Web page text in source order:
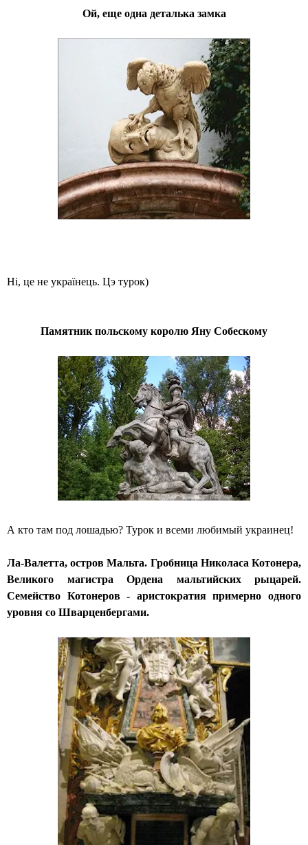
Ой, еще одна деталька замка
Ні, це не українець. Цэ турок)
Памятник польскому королю Яну Собескому
А кто там под лошадью? Турок и всеми любимый украинец!
Ла-Валетта, остров Мальта. Гробница Николаса Котонера,
Великого магистра Ордена мальтийских рыцарей.
Семейство Котонеров - аристократия примерно одного
уровня со Шварценбергами.